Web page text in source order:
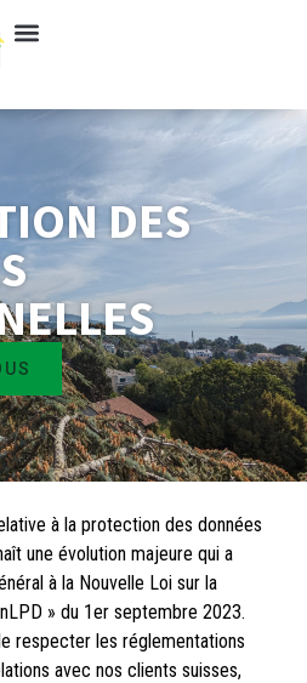
DES
à la protection des données
une évolution majeure qui a
à la Nouvelle Loi sur la
» du 1er septembre 2023.
respecter les réglementations
avec nos clients suisses,